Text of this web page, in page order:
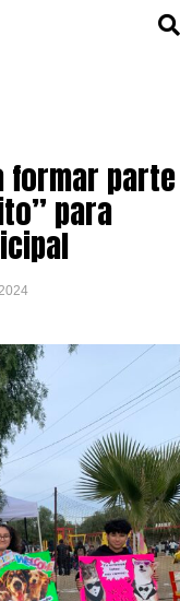
formar parte
para